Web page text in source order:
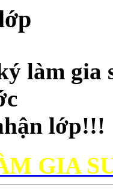
làm gia
lớp!!!
GIA